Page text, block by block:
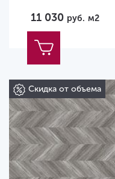
11 030 руб. м2
Скидка от объема